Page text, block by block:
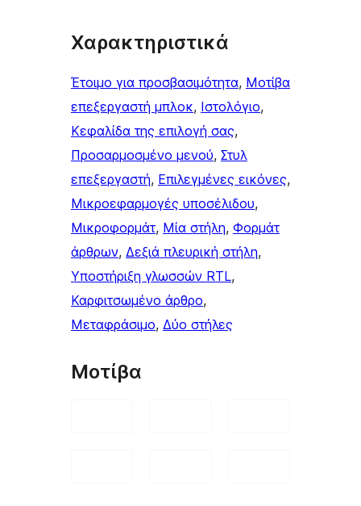
Χαρακτηριστικά
Έτοιμο για προσβασιμότητα, Μοτίβα
επεξεργαστή μπλοκ, Ιστολόγιο
Κεφαλίδα της επιλογή σας
Προσαρμοσμένο μενού, Στυλ
επεξεργαστή, Επιλεγμένες εικόνες
Μικροεφαρμογές υποσέλιδου
Μικροφορμάτ, Μία στήλη, Φορμάτ
άρθρων, Δεξιά πλευρική στήλη
Υποστήριξη γλωσσών RTL
Καρφιτσωμένo άρθρo
Μεταφράσιμο, Δύο στήλες
Μοτίβα